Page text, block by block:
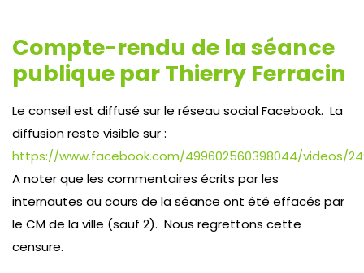
Compte-rendu de la séance
publique par Thierry Ferracin
Le conseil est diffusé sur le réseau social Facebook. La
diffusion reste visible sur :
https://www.facebook.com/499602560398044/videos/
A noter que les commentaires écrits par les
internautes au cours de la séance ont été effacés par
le CM de la ville (sauf 2). Nous regrettons cette
censure.